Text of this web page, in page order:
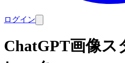
ログイン
ChatGPT画像ス